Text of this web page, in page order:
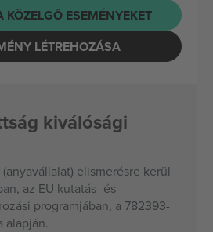
KÖZELGŐ ESEMÉNYEKET
LÉTREHOZÁSA
kiválósági
elismerésre kerül
az EU kutatás- és
programjában, a 782393-
alapján.